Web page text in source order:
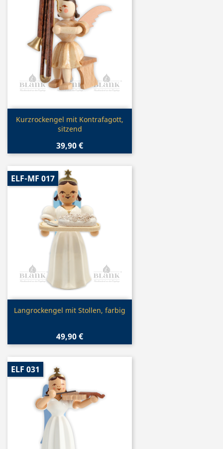
Vorschau
Kurzrockengel mit Kontrafagott,
sitzend
39,90 €
Vorschau
Langrockengel mit Stollen, farbig
49,90 €
ELF-MF 017
ELF 031